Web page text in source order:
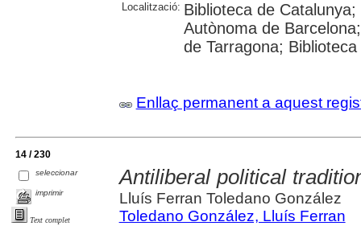
Localització: Biblioteca de
Autònoma de
de Tarragona;
Enllaç permanent a aquest
14 / 230
seleccionar
imprimir
Text complet
Antiliberal political
Lluís Ferran Toledano González
Toledano González, Lluís Ferran